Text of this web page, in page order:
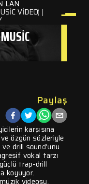
LAN
VIDEO) |
Paylaş
karşısına
ve özgün sözleriyle
drill sound’unu
vokal tarzı
trap-drill
koyuyor.
videosu,